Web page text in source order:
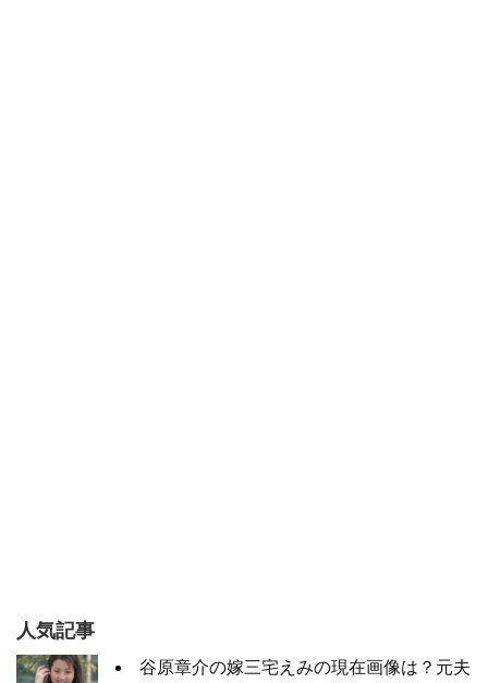
人気記事
谷原章介の嫁三宅えみの現在画像は？元夫